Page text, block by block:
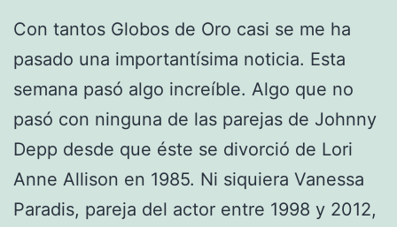
Con tantos Globos de Oro casi se me ha
pasado una importantísima noticia. Esta
semana pasó algo increíble. Algo que no
pasó con ninguna de las parejas de Johnny
Depp desde que éste se divorció de Lori
Anne Allison en 1985. Ni siquiera Vanessa
Paradis, pareja del actor entre 1998 y 2012,